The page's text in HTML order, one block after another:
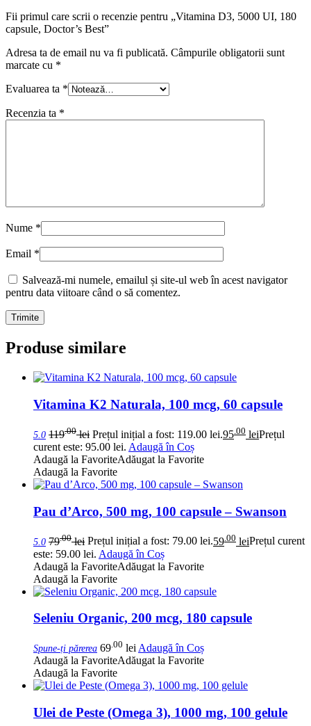
Fii primul care scrii o recenzie pentru „Vitamina D3, 5000 UI, 180
capsule, Doctor’s Best”
Adresa ta de email nu va fi publicată. Câmpurile obligatorii sunt
marcate cu *
Evaluarea ta *
Recenzia ta *
Nume *
Email *
Salvează-mi numele, emailul și site-ul web în acest navigator
pentru data viitoare când o să comentez.
Produse similare
Vitamina K2 Naturala, 100 mcg, 60 capsule
5.0 119.00 lei Prețul inițial a fost: 119.00 lei.95 .00 leiPrețul
curent este: 95.00 lei. Adaugă în Coș
Adaugă la FavoriteAdăugat la Favorite
Adaugă la Favorite
Pau d’Arco, 500 mg, 100 capsule – Swanson
5.0 79.00 lei Prețul inițial a fost: 79.00 lei.59 .00 leiPrețul curent
este: 59.00 lei. Adaugă în Coș
Adaugă la FavoriteAdăugat la Favorite
Adaugă la Favorite
Seleniu Organic, 200 mcg, 180 capsule
Spune-ți părerea 69.00 lei Adaugă în Coș
Adaugă la FavoriteAdăugat la Favorite
Adaugă la Favorite
Ulei de Peste (Omega 3), 1000 mg, 100 gelule